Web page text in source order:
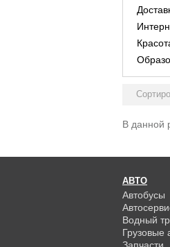
В данной
АВТО
Автобусы
Водный
Грузовые